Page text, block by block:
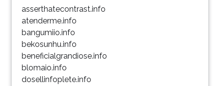
asserthatecontrast.info
atenderme.info
bangumiio.info
bekosunhu.info
beneficialgrandiose.info
blomaio.info
dosellinfoplete.info